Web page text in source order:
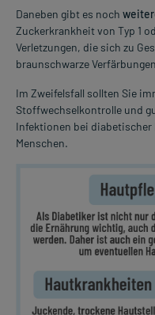
Daneben gibt es noch
Zuckerkrankheit von Typ 1
Verletzungen, die sich zu
braunschwarze
Im Zweifelsfall sollten Sie
Stoffwechselkontrolle und
Infektionen bei diabetischer
Menschen.